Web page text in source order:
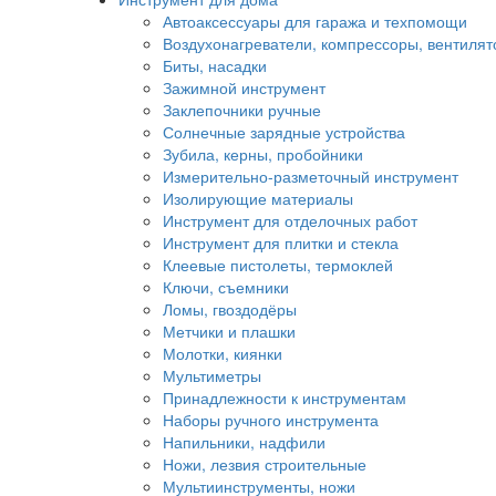
Автоаксессуары для гаража и техпомощи
Воздухонагреватели, компрессоры,
Биты, насадки
Зажимной инструмент
Заклепочники ручные
Солнечные зарядные устройства
Зубила, керны, пробойники
Измерительно-разметочный инструмент
Изолирующие материалы
Инструмент для отделочных работ
Инструмент для плитки и стекла
Клеевые пистолеты, термоклей
Ключи, съемники
Ломы, гвоздодёры
Метчики и плашки
Молотки, киянки
Мультиметры
Принадлежности к инструментам
Наборы ручного инструмента
Напильники, надфили
Ножи, лезвия строительные
Мультиинструменты, ножи